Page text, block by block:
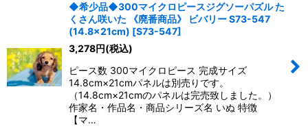
◆希少品◆300マイクロピースジグソーパズル た
くさん咲いた 《廃番商品》 ビバリー S73-547
(14.8×21cm) [S73-547]
3,278円(税込)
ピース数 300マイクロピース 完成サイズ
14.8cm×21cmパネルは別売りです。
（14.8cm×21cmのパネルは完売致しました。）
作家名・作品名・商品シリーズ名 いぬ 特徴
【マ…